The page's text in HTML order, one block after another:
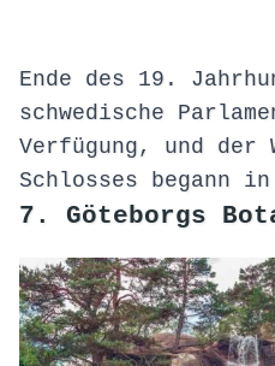
Ende des 19.
schwedische
Verfügung, und der
Schlosses begann
7. Göteborgs